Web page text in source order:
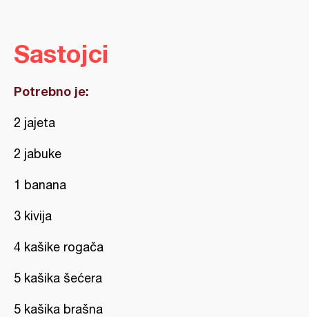
Sastojci
Potrebno je:
2 jajeta
2 jabuke
1 banana
3 kivija
4 kašike rogača
5 kašika šećera
5 kašika brašna